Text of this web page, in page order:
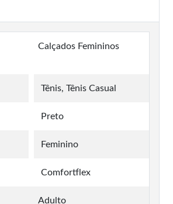
Calçados Femininos
Tênis, Tênis Casual
Preto
Feminino
Comfortflex
Adulto